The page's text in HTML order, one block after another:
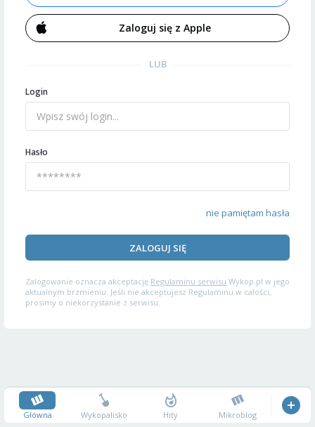
Zaloguj się z Apple
LUB
Login
Hasło
nie pamiętam hasła
ZALOGUJ SIĘ
Zalogowanie oznacza akceptację Regulaminu serwisu Wykop.pl w jego
aktualnym brzmieniu. Jeśli nie akceptujesz Regulaminu w całości,
prosimy o niekorzystanie z serwisu.
Główna Wykopalisko Hity Mikroblog